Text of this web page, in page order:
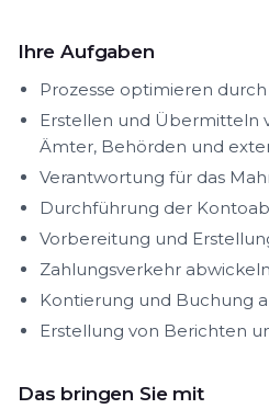
Ihre Aufgaben
Prozesse optimieren
Erstellen und Übermitteln
Ämter, Behörden und
Verantwortung für das
Durchführung der
Vorbereitung und
Zahlungsverkehr abwickeln
Kontierung und Buchung
Erstellung von Berichten
Das bringen Sie mit